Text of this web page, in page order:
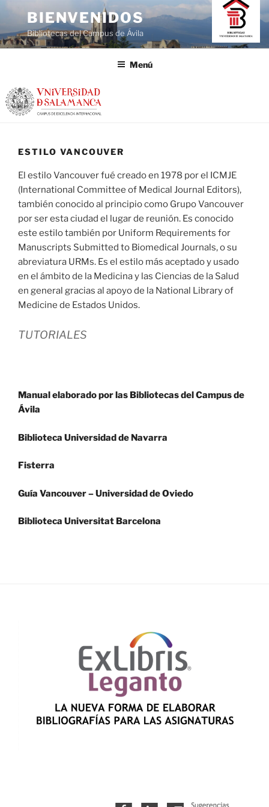
contenido
BIENVENIDOS
Bibliotecas del Campus de Ávila
Menú
ESTILO VANCOUVER
El estilo Vancouver fué creado en 1978 por el ICMJE
(International Committee of Medical Journal Editors),
también conocido al principio como Grupo Vancouver
por ser esta ciudad el lugar de reunión. Es conocido
este estilo también por Uniform Requirements for
Manuscripts Submitted to Biomedical Journals, o su
abreviatura URMs. Es el estilo más aceptado y usado
en el ámbito de la Medicina y las Ciencias de la Salud
en general gracias al apoyo de la National Library of
Medicine de Estados Unidos.
TUTORIALES
Manual elaborado por las Bibliotecas del Campus de
Ávila
Biblioteca Universidad de Navarra
Fisterra
Guía Vancouver – Universidad de Oviedo
Biblioteca Universitat Barcelona